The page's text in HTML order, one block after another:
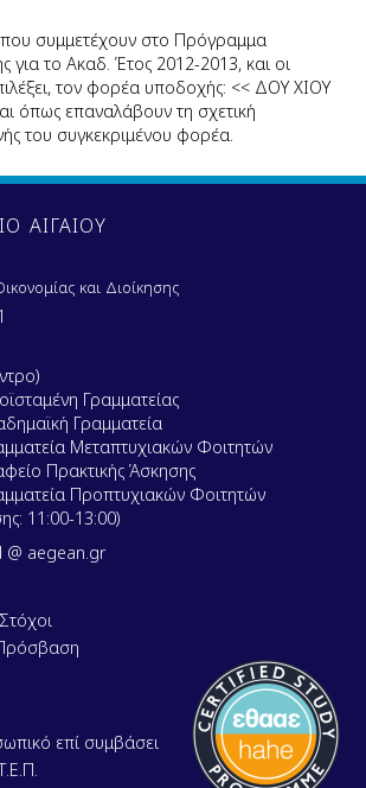
που συμμετέχουν στο Πρόγραμμα
για το Ακαδ. Έτος 2012-2013, και οι
τον φορέα υποδοχής: << ΔΟΥ ΧΙΟΥ
όπως επαναλάβουν τη σχετική
του συγκεκριμένου φορέα.
ΑΙΓΑΙΟΥ
και Διοίκησης
Γραμματείας
Γραμματεία
Μεταπτυχιακών Φοιτητών
Πρακτικής Άσκησης
Προπτυχιακών Φοιτητών
11:00-13:00)
@ aegean.gr
επί συμβάσει